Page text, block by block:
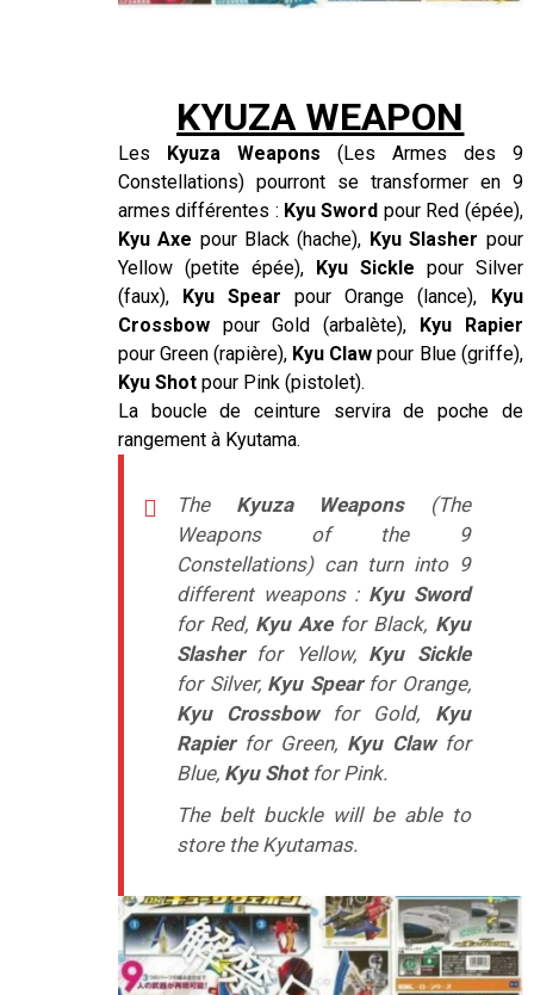
KYUZA WEAPON
Les Kyuza Weapons (Les Armes des 9
Constellations) pourront se transformer en 9
armes différentes : Kyu Sword pour Red (épée),
Kyu Axe pour Black (hache), Kyu Slasher pour
Yellow (petite épée), Kyu Sickle pour Silver
(faux), Kyu Spear pour Orange (lance), Kyu
Crossbow pour Gold (arbalète), Kyu Rapier
pour Green (rapière), Kyu Claw pour Blue (griffe),
Kyu Shot pour Pink (pistolet).
La boucle de ceinture servira de poche de
rangement à Kyutama.
The Kyuza Weapons(The
Weapons of the 9
Constellations) can turn into 9
different weapons : Kyu Sword
for Red, Kyu Axefor Black, Kyu
Slasherfor Yellow, Kyu Sickle
for Silver, Kyu Spearfor Orange,
Kyu Crossbowfor Gold, Kyu
Rapierfor Green, Kyu Clawfor
Blue, Kyu Shotfor Pink.
The belt buckle will be able to
store the Kyutamas.